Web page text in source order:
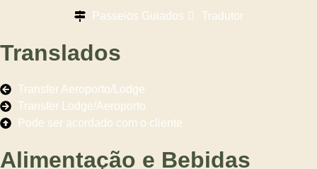
Passeios Guiados Tradutor
Translados
Transfer Aeroporto/Lodge
Transfer Lodge/Aeroporto
Pode ser acordado com o cliente
Alimentação e Bebidas